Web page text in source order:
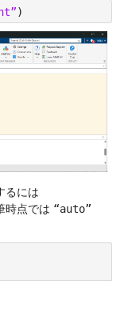
)
るには
時点では “auto”